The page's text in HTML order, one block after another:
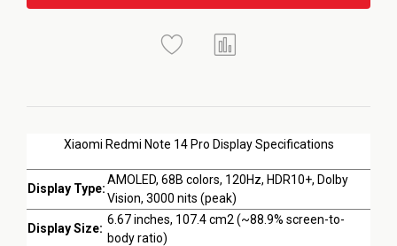
Xiaomi Redmi Note 14 Pro Display Specifications
Display Type:
AMOLED, 68B colors, 120Hz, HDR10+, Dolby
Vision, 3000 nits (peak)
Display Size:
6.67 inches, 107.4 cm2 (~88.9% screen-to-
body ratio)